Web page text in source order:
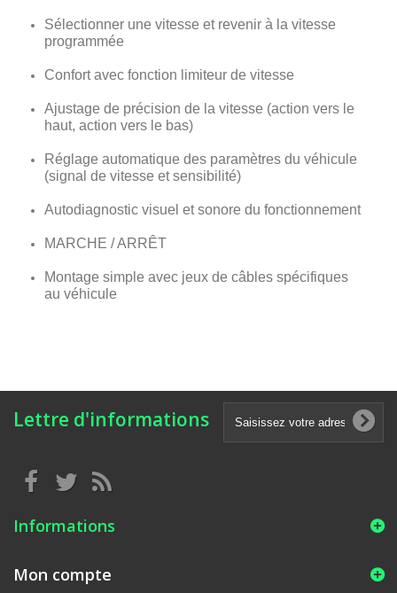
Sélectionner une vitesse et revenir à la vitesse
programmée
Confort avec fonction limiteur de vitesse
Ajustage de précision de la vitesse (action vers le
haut, action vers le bas)
Réglage automatique des paramètres du véhicule
(signal de vitesse et sensibilité)
Autodiagnostic visuel et sonore du fonctionnement
MARCHE / ARRÊT
Montage simple avec jeux de câbles spécifiques
au véhicule
Lettre d'informations
Informations
Mon compte